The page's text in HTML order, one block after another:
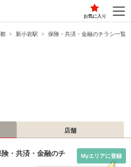
お気に入り
新小岩駅 保険・共済・金融のチラシ一覧
店舗
・共済・金融のチ
Myエリアに登録